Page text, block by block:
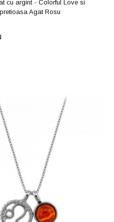
cu argint - Colorful Love si
Agat Rosu